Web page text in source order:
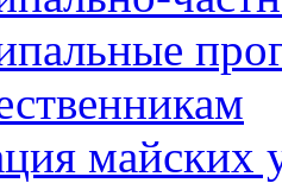
майских